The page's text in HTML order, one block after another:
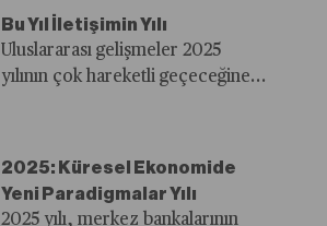
ihracatındaki süreklilik devam
ederken, Avrupa'dan gelen
doğrudan yatırımlardaki artış
dikkat çekiyor.
Bu Yıl İletişimin Yılı
Uluslararası gelişmeler 2025
yılının çok hareketli geçeceğine
2025: Küresel Ekonomide
Yeni Paradigmalar Yılı
2025 yılı, merkez bankalarının